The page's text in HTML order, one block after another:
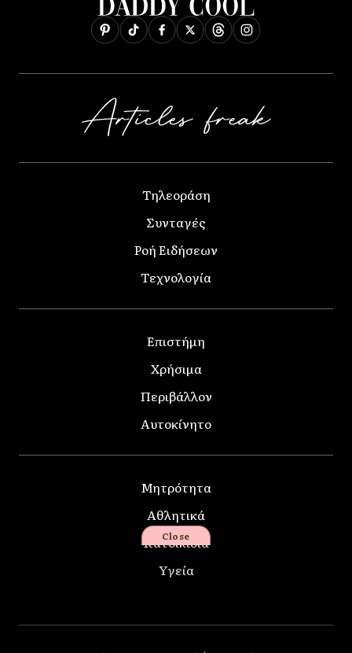
Τηλεοράση
Συνταγές
Ροή Ειδήσεων
Τεχνολογία
Επιστήμη
Χρήσιμα
Περιβάλλον
Αυτοκίνητο
Μητρότητα
Αθλητικά
Κατοικίδια
Υγεία
Close